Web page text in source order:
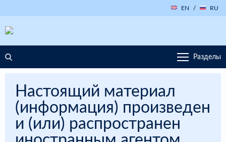
EN / RU
Разделы
Настоящий материал
(информация) произведен
и (или) распространен